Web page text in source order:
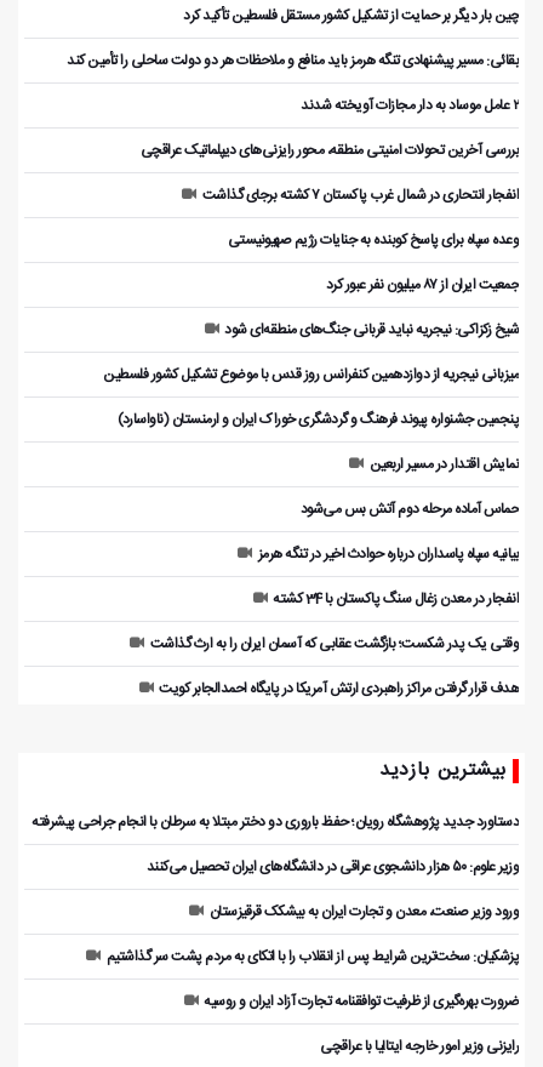
چین بار دیگر بر حمایت از تشکیل کشور مستقل فلسطین تأکید کرد
بقائی: مسیر پیشنهادی تنگه هرمز باید منافع و ملاحظات هر دو دولت ساحلی را تأمین کند
۲ عامل موساد به دار مجازات آویخته شدند
بررسی آخرین تحولات امنیتی منطقه، محور رایزنی‌های دیپلماتیک عراقچی
انفجار انتحاری در شمال غرب پاکستان ۷ کشته برجای گذاشت
وعده سپاه برای پاسخ کوبنده به جنایات رژیم صهیونیستی
جمعیت ایران از ۸۷ میلیون نفر عبور کرد
شیخ زکزاکی: نیجریه نباید قربانی جنگ‌های منطقه‌ای شود
میزبانی نیجریه از دوازدهمین کنفرانس روز قدس با موضوع تشکیل کشور فلسطین
پنجمین جشنواره پیوند فرهنگ و گردشگر‌ی خوراک ایران و ارمنستان (ناواسارد)
نمایش اقتدار در مسیر اربعین
حماس آماده مرحله دوم آتش بس می‌شود
بیانیه سپاه پاسداران درباره حوادث اخیر در تنگه هرمز
انفجار در معدن زغال سنگ پاکستان با 34 کشته
وقتی یک پدر شکست؛ بازگشت عقابی که آسمان ایران را به ارث گذاشت
هدف قرار گرفتن مراکز راهبردی ارتش آمریکا در پایگاه احمدالجابر کویت
بیشترین بازدید
دستاورد جدید پژوهشگاه رویان؛ حفظ باروری دو دختر مبتلا به سرطان با انجام جراحی پیشرفته
وزیر علوم: ۵۰ هزار دانشجوی عراقی در دانشگاه‌های ایران تحصیل می‌کنند
ورود وزیر صنعت، معدن و تجارت ایران به بیشکک قرقیزستان
پزشکیان: سخت‌ترین شرایط پس از انقلاب را با اتکای به مردم پشت سر گذاشتیم
ضرورت بهره‌گیری از ظرفیت توافقنامه تجارت آزاد ایران و روسیه
رایزنی وزیر امور خارجه ایتالیا با عراقچی